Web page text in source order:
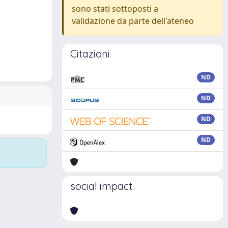
sono stati sottoposti a
validazione da parte dell'ateneo
Citazioni
ND
ND
ND
ND
social impact